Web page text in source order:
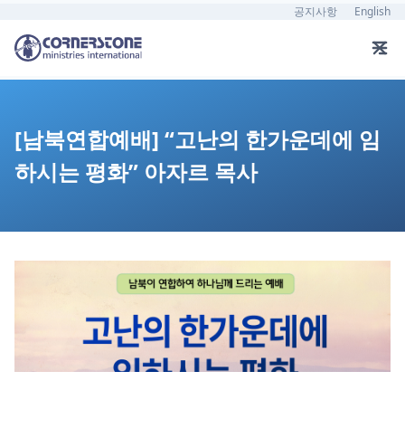
공지사항 English
[남북연합예배] “고난의 한가운데에 임
하시는 평화” 아자르 목사